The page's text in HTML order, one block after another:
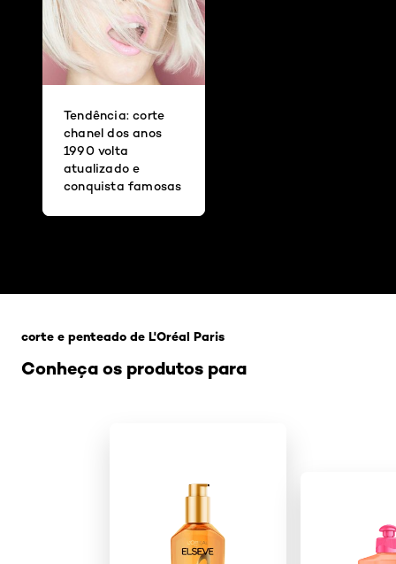
Tendência: corte
chanel dos anos
1990 volta
atualizado e
conquista famosas
Conheça os produtos para
corte e penteado de L'Oréal Paris